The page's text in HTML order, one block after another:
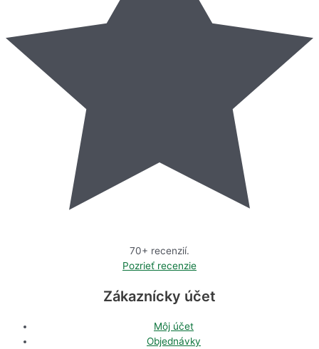
70+ recenzií.
Pozrieť recenzie
Zákaznícky účet
Môj účet
Objednávky